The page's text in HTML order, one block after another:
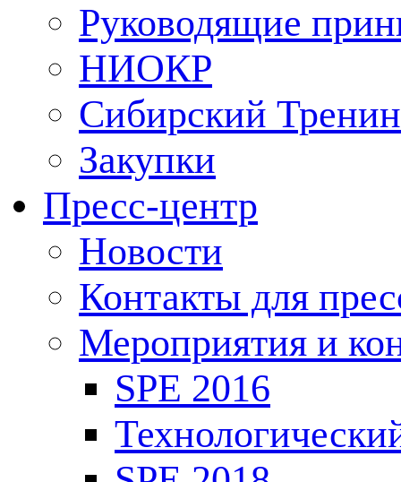
Руководящие
НИОКР
Сибирский
Закупки
Пресс-центр
Новости
Контакты для
Мероприятия и
SPE 2016